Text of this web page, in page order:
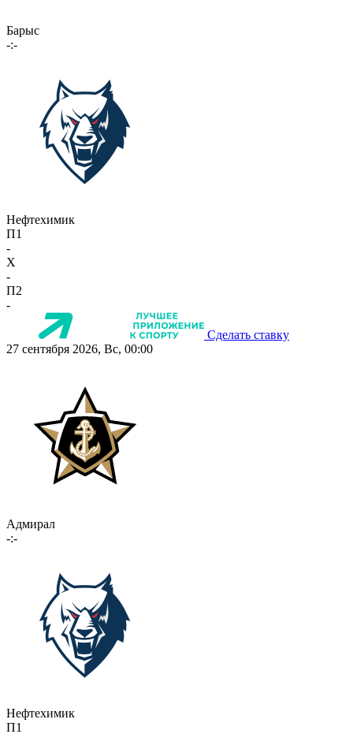
Барыс
-:-
Нефтехимик
П1
-
X
-
П2
-
Сделать ставку
27 сентября 2026, Вс, 00:00
Адмирал
-:-
Нефтехимик
П1